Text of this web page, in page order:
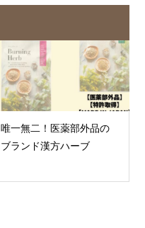
唯一無二！医薬部外品の
ブランド漢方ハーブ